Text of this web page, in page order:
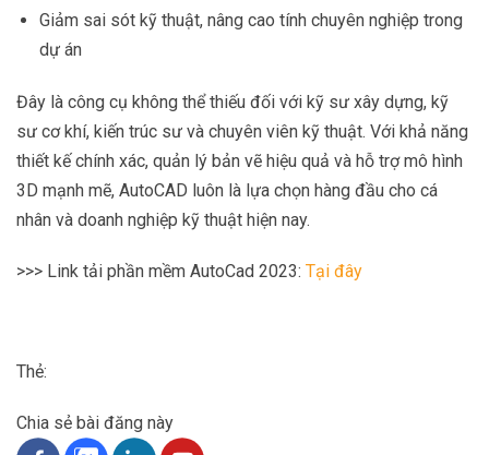
Giảm sai sót kỹ thuật, nâng cao tính chuyên nghiệp trong
dự án
Đây là công cụ không thể thiếu đối với kỹ sư xây dựng, kỹ
sư cơ khí, kiến trúc sư và chuyên viên kỹ thuật. Với khả năng
thiết kế chính xác, quản lý bản vẽ hiệu quả và hỗ trợ mô hình
3D mạnh mẽ, AutoCAD luôn là lựa chọn hàng đầu cho cá
nhân và doanh nghiệp kỹ thuật hiện nay.
>>> Link tải phần mềm AutoCad 2023: Tại đây
Thẻ:
Chia sẻ bài đăng này